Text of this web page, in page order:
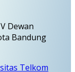
Dewan
Bandung